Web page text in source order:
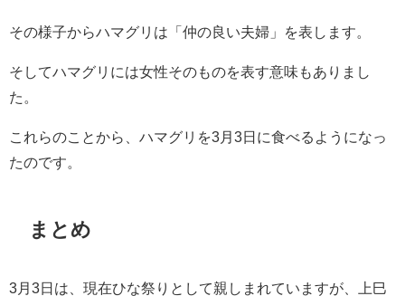
その様子からハマグリは「仲の良い夫婦」を表します。
そしてハマグリには女性そのものを表す意味もありまし
た。
これらのことから、ハマグリを3月3日に食べるようになっ
たのです。
まとめ
3月3日は、現在ひな祭りとして親しまれていますが、上巳